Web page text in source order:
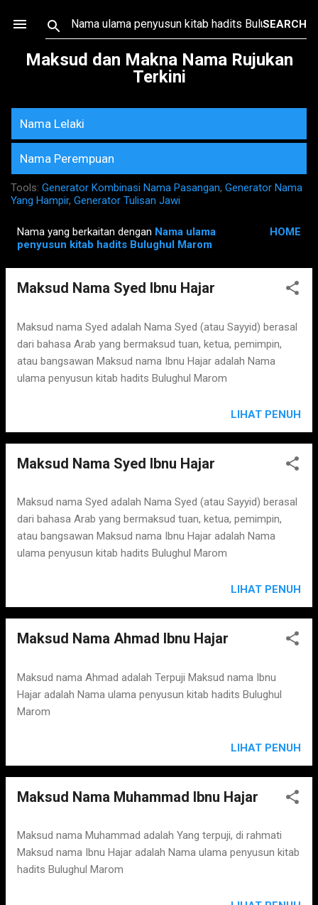
Skip to main content
Maksud dan Makna Nama Rujukan
Terkini
Nama Lelaki
Nama Perempuan
Tools: Generator Kombinasi Nama Pasangan, Generator Nama
Yang Hampir, Generator Tulisan Jawi
Nama yang berkaitan dengan Nama ulama
penyusun kitab hadits Bulughul Marom
HOME
Maksud Nama Syed Ibnu Hajar
Maksud nama Syed adalah Nama Syed (atau Sayyid) berasal
dari bahasa Arab yang bermaksud tuan, ketua, pemimpin,
atau bangsawan Maksud nama Ibnu Hajar adalah Nama
ulama penyusun kitab hadits Bulughul Marom
LIHAT PENUH
Maksud Nama Syed Ibnu Hajar
Maksud nama Syed adalah Nama Syed (atau Sayyid) berasal
dari bahasa Arab yang bermaksud tuan, ketua, pemimpin,
atau bangsawan Maksud nama Ibnu Hajar adalah Nama
ulama penyusun kitab hadits Bulughul Marom
LIHAT PENUH
Maksud Nama Ahmad Ibnu Hajar
Maksud nama Ahmad adalah Terpuji Maksud nama Ibnu
Hajar adalah Nama ulama penyusun kitab hadits Bulughul
Marom
LIHAT PENUH
Maksud Nama Muhammad Ibnu Hajar
Maksud nama Muhammad adalah Yang terpuji, di rahmati
Maksud nama Ibnu Hajar adalah Nama ulama penyusun kitab
hadits Bulughul Marom